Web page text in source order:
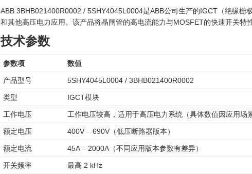
ABB 3BHB021400R0002 / 5SHY4045L0004是ABB公司生产的IGCT（绝缘
和其他高压电力应用。该产品将晶闸管的高电流能力与MOSFET的快速开关特
技术参数
参数项 数值
产品型号 5SHY4045L0004 / 3BHB021400R0002
类型 IGCT模块
工作电压 工作电压较高，适用于高压电力系统（具体数值因应用场
额定电压 400V – 690V（低压断路器版本）
额定电流 45A – 2000A（不同应用版本参数有差异）
开关频率 最高 2 kHz